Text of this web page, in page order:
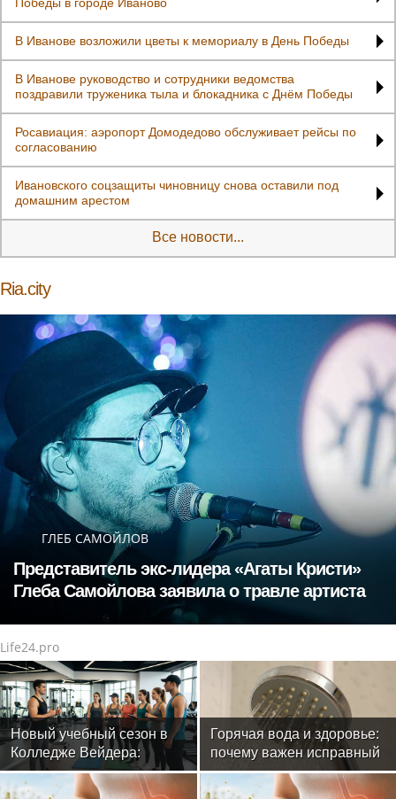
В Иванове возложили цветы к мемориалу в День Победы
В Иванове руководство и сотрудники ведомства
поздравили труженика тыла и блокадника с Днём Победы
Росавиация: аэропорт Домодедово обслуживает рейсы по
согласованию
Ивановского соцзащиты чиновницу снова оставили под
домашним арестом
Все новости...
Ria.city
ГЛЕБ САМОЙЛОВ
Представитель экс-лидера «Агаты Кристи»
Глеба Самойлова заявила о травле артиста
Life24.pro
Новый учебный сезон в
Колледже Вейдера:
стартовали очные
программы подготовки
Горячая вода и здоровье:
почему важен исправный
водонагреватель